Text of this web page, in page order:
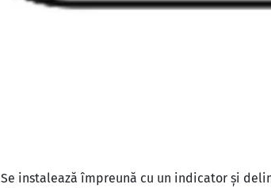
Se instalează împreună cu un indicator și